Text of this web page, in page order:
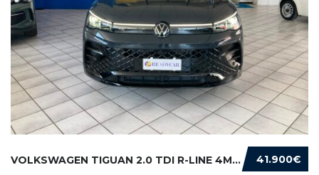
41.900€
VOLKSWAGEN TIGUAN 2.0 TDI R-LINE 4MOTION 193...